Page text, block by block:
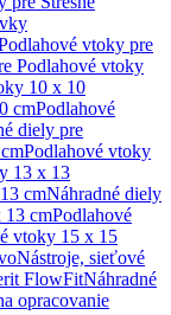
vtoky pre
Podlahové vtoky
10 x 10
cmPodlahové
diely pre
Podlahové vtoky
13 x 13
cmNáhradné diely
13 cmPodlahové
vtoky 15 x 15
Nástroje, sieťové
FlowFitNáhradné
opracovanie